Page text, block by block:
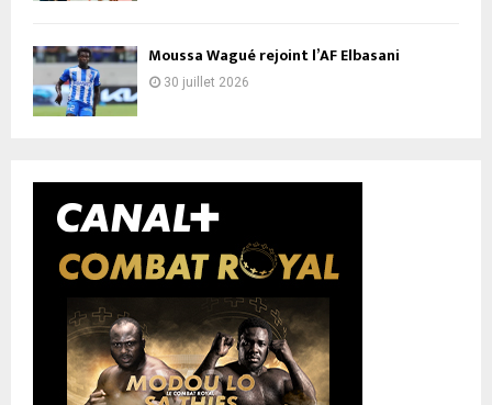
Moussa Wagué rejoint l’AF Elbasani
30 juillet 2026